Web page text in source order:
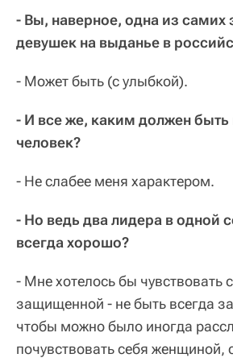
- Вы, наверное, одна из самих
девушек на выданье в
- Может быть (с улыбкой).
- И все же, каким должен
человек?
- Не слабее меня характером.
- Но ведь два лидера в одной
всегда хорошо?
- Мне хотелось бы чувствовать
защищенной - не быть всегда
чтобы можно было иногда
почувствовать себя женщиной,